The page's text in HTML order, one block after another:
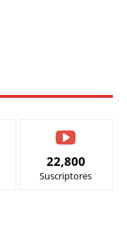
22,800
Suscriptores